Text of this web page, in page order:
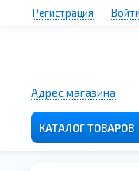
Адрес магазина
Регистрация Войти
КАТАЛОГ ТОВАРОВ